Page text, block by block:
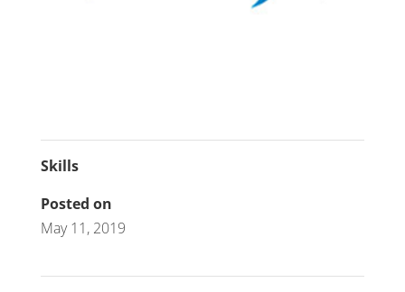
Skills
Posted on
May 11, 2019